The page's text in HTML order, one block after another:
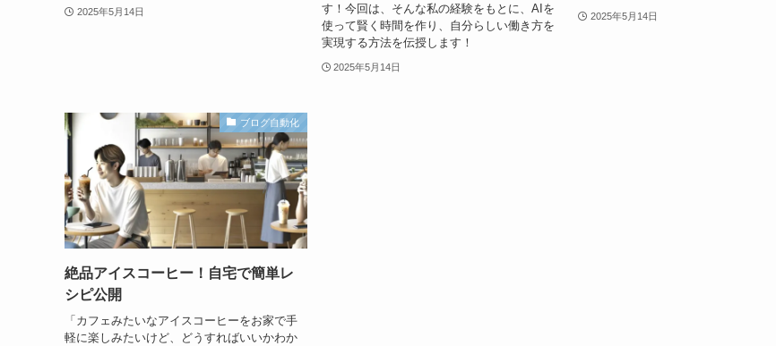
2025年5月14日
す！今回は、そんな私の経験をもとに、AIを
使って賢く時間を作り、自分らしい働き方を
実現する方法を伝授します！
2025年5月14日
2025年5月14日
ブログ自動化
絶品アイスコーヒー！自宅で簡単レ
シピ公開
「カフェみたいなアイスコーヒーをお家で手
軽に楽しみたいけど、どうすればいいかわか